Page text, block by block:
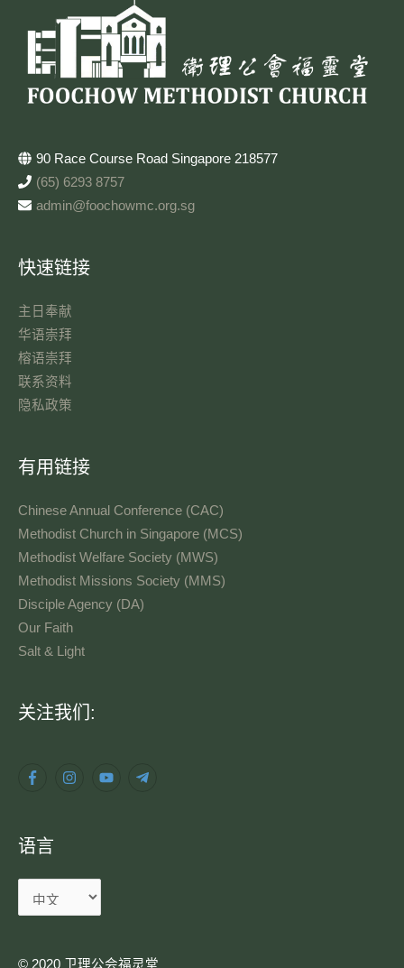
90 Race Course Road Singapore 218577
(65) 6293 8757
admin@foochowmc.org.sg
快速链接
主日奉献​
华语崇拜
榕语崇拜
联系资料​
隐私政策
有用链接
Chinese Annual Conference (CAC)
Methodist Church in Singapore (MCS)
Methodist Welfare Society (MWS)
Methodist Missions Society (MMS)
Disciple Agency (DA)
Our Faith
Salt & Light
关注我们:
语言
语
© 2020 卫理公会福灵堂​